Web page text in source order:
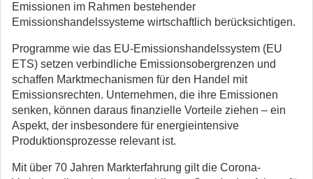
Emissionen im Rahmen bestehender
Emissionshandelssysteme wirtschaftlich berücksichtigen.
Programme wie das EU-Emissionshandelssystem (EU
ETS) setzen verbindliche Emissionsobergrenzen und
schaffen Marktmechanismen für den Handel mit
Emissionsrechten. Unternehmen, die ihre Emissionen
senken, können daraus finanzielle Vorteile ziehen – ein
Aspekt, der insbesondere für energieintensive
Produktionsprozesse relevant ist.
Mit über 70 Jahren Markterfahrung gilt die Corona-